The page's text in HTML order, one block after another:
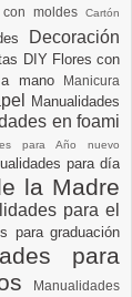
con moldesCartón
Decoración
DIY Flores con
a mano Manicura
Manualidades
en foami
para Año nuevo
para día
la Madre
para el
para graduación
para
Manualidades